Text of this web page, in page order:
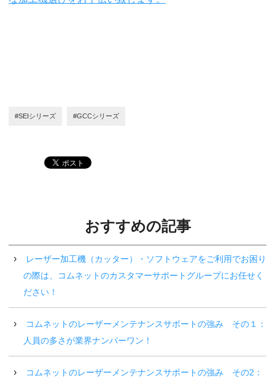
#SEIシリーズ #GCCシリーズ
おすすめの記事
レーザー加工機（カッター）・ソフトウェアをご利用でお困り
の際は、コムネットのカスタマーサポートグループにお任せく
ださい！
コムネットのレーザーメンテナンスサポートの強み その１：
人員の多さが業界ナンバーワン！
コムネットのレーザーメンテナンスサポートの強み その2：